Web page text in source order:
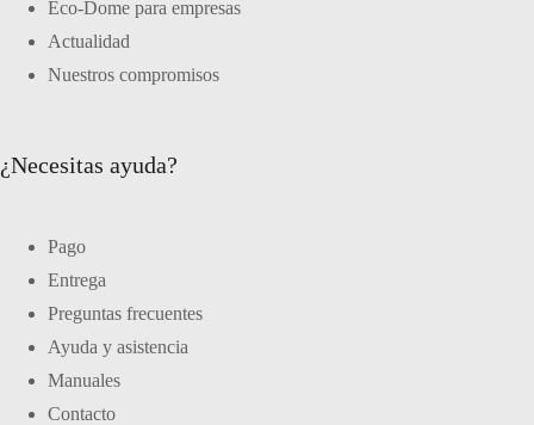
Eco-Dome para empresas
Actualidad
Nuestros compromisos
¿Necesitas ayuda?
Pago
Entrega
Preguntas frecuentes
Ayuda y asistencia
Manuales
Contacto